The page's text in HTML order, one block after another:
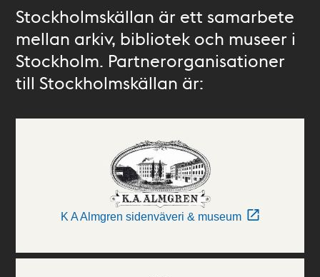
Stockholmskällan är ett samarbete
mellan arkiv, bibliotek och museer i
Stockholm. Partnerorganisationer
till Stockholmskällan är:
K A Almgren sidenväveri & museum